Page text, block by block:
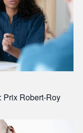
Prix Robert-Roy